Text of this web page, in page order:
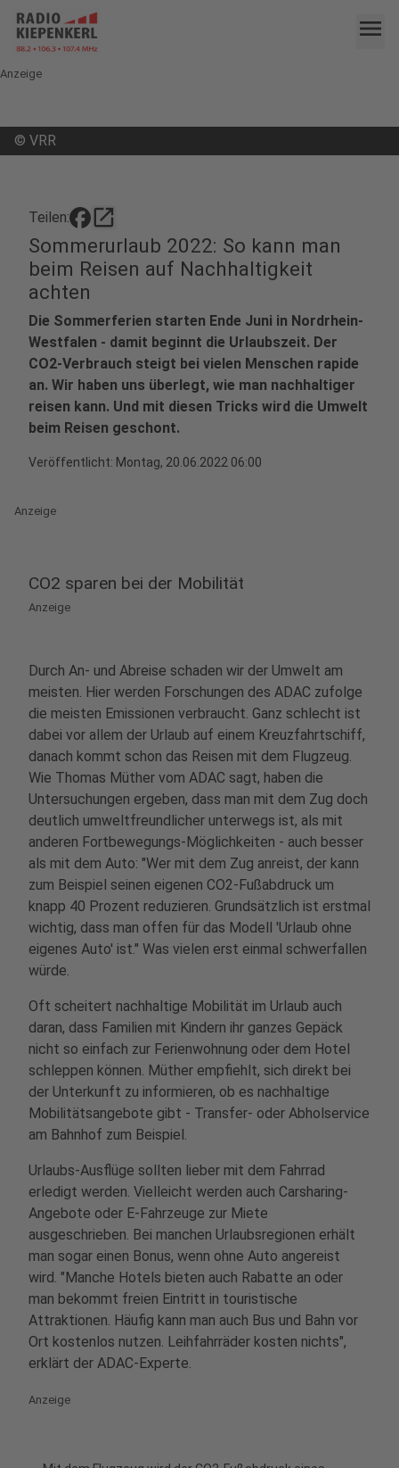
menu
Anzeige
© VRR
Teilen: open_in_new
Sommerurlaub 2022: So kann man
beim Reisen auf Nachhaltigkeit
achten
Die Sommerferien starten Ende Juni in Nordrhein-
Westfalen - damit beginnt die Urlaubszeit. Der
CO2-Verbrauch steigt bei vielen Menschen rapide
an. Wir haben uns überlegt, wie man nachhaltiger
reisen kann. Und mit diesen Tricks wird die Umwelt
beim Reisen geschont.
Veröffentlicht: Montag, 20.06.2022 06:00
Anzeige
CO2 sparen bei der Mobilität
Anzeige
Durch An- und Abreise schaden wir der Umwelt am
meisten. Hier werden Forschungen des ADAC zufolge
die meisten Emissionen verbraucht. Ganz schlecht ist
dabei vor allem der Urlaub auf einem Kreuzfahrtschiff,
danach kommt schon das Reisen mit dem Flugzeug.
Wie Thomas Müther vom ADAC sagt, haben die
Untersuchungen ergeben, dass man mit dem Zug doch
deutlich umweltfreundlicher unterwegs ist, als mit
anderen Fortbewegungs-Möglichkeiten - auch besser
als mit dem Auto: "Wer mit dem Zug anreist, der kann
zum Beispiel seinen eigenen CO2-Fußabdruck um
knapp 40 Prozent reduzieren. Grundsätzlich ist erstmal
wichtig, dass man offen für das Modell 'Urlaub ohne
eigenes Auto' ist." Was vielen erst einmal schwerfallen
würde.
Oft scheitert nachhaltige Mobilität im Urlaub auch
daran, dass Familien mit Kindern ihr ganzes Gepäck
nicht so einfach zur Ferienwohnung oder dem Hotel
schleppen können. Müther empfiehlt, sich direkt bei
der Unterkunft zu informieren, ob es nachhaltige
Mobilitätsangebote gibt - Transfer- oder Abholservice
am Bahnhof zum Beispiel.
Urlaubs-Ausflüge sollten lieber mit dem Fahrrad
erledigt werden. Vielleicht werden auch Carsharing-
Angebote oder E-Fahrzeuge zur Miete
ausgeschrieben. Bei manchen Urlaubsregionen erhält
man sogar einen Bonus, wenn ohne Auto angereist
wird. "Manche Hotels bieten auch Rabatte an oder
man bekommt freien Eintritt in touristische
Attraktionen. Häufig kann man auch Bus und Bahn vor
Ort kostenlos nutzen. Leihfahrräder kosten nichts",
erklärt der ADAC-Experte.
Anzeige